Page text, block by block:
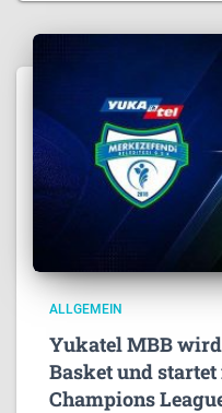
ALLGEMEIN
Yukatel MBB
Basket und
Champions